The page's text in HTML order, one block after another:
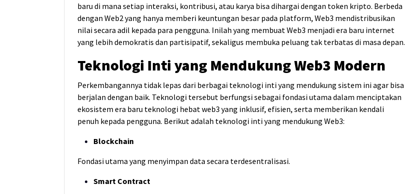
baru di mana setiap interaksi, kontribusi, atau karya bisa dihargai dengan token kripto. Berbeda
dengan Web2 yang hanya memberi keuntungan besar pada platform, Web3 mendistribusikan
nilai secara adil kepada para pengguna. Inilah yang membuat Web3 menjadi era baru internet
yang lebih demokratis dan partisipatif, sekaligus membuka peluang tak terbatas di masa depan.
Teknologi Inti yang Mendukung Web3 Modern
Perkembangannya tidak lepas dari berbagai teknologi inti yang mendukung sistem ini agar bisa
berjalan dengan baik. Teknologi tersebut berfungsi sebagai fondasi utama dalam menciptakan
ekosistem era baru teknologi hebat web3 yang inklusif, efisien, serta memberikan kendali
penuh kepada pengguna. Berikut adalah teknologi inti yang mendukung Web3:
Blockchain
Fondasi utama yang menyimpan data secara terdesentralisasi.
Smart Contract